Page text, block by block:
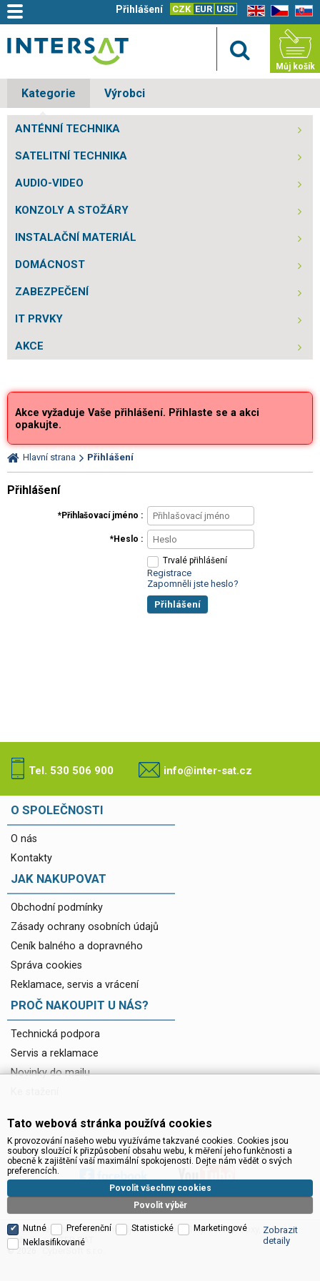
EN CZ SK
CZK EUR USD
Přihlášení
Můj košík
Kategorie Výrobci
ANTÉNNÍ TECHNIKA
SATELITNÍ TECHNIKA
AUDIO-VIDEO
KONZOLY A STOŽÁRY
INSTALAČNÍ MATERIÁL
DOMÁCNOST
ZABEZPEČENÍ
IT PRVKY
AKCE
Akce vyžaduje Vaše přihlášení. Přihlaste se a akci
opakujte.
Hlavní strana Přihlášení
Přihlášení
Přihlašovací jméno
Heslo
Trvalé přihlášení
Registrace
Zapomněli jste heslo?
Přihlášení
Tel. 530 506 900 info@inter-sat.cz
O SPOLEČNOSTI
O nás
Kontakty
JAK NAKUPOVAT
Obchodní podmínky
Zásady ochrany osobních údajů
Ceník balného a dopravného
Správa cookies
Reklamace, servis a vrácení
PROČ NAKOUPIT U NÁS?
Technická podpora
Servis a reklamace
Novinky do mailu
Satelitní technika - satelitní přijímače a komplety, set top boxy, dvb-t
technika :: INTER SAT
© 2026
Tato webová stránka používá cookies
K provozování našeho webu využíváme takzvané cookies. Cookies jsou
soubory sloužící k přizpůsobení obsahu webu, k měření jeho funkčnosti a
obecně k zajištění vaší maximální spokojenosti. Dejte nám vědět o svých
preferencích.
Povolit výběr
Povolit všechny cookies
Nutné Preferenční Statistické
Marketingové
Neklasifikované
Zobrazit
detaily